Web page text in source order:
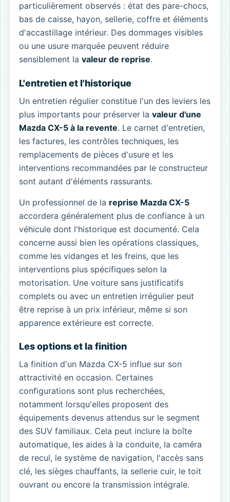
particulièrement observés : état des pare-chocs,
bas de caisse, hayon, sellerie, coffre et éléments
d'accastillage intérieur. Des dommages visibles
ou une usure marquée peuvent réduire
sensiblement la valeur de reprise.
L'entretien et l'historique
Un entretien régulier constitue l'un des leviers les
plus importants pour préserver la valeur d'une
Mazda CX-5 à la revente. Le carnet d'entretien,
les factures, les contrôles techniques, les
remplacements de pièces d'usure et les
interventions recommandées par le constructeur
sont autant d'éléments rassurants.
Un professionnel de la reprise Mazda CX-5
accordera généralement plus de confiance à un
véhicule dont l'historique est documenté. Cela
concerne aussi bien les opérations classiques,
comme les vidanges et les freins, que les
interventions plus spécifiques selon la
motorisation. Une voiture sans justificatifs
complets ou avec un entretien irrégulier peut
être reprise à un prix inférieur, même si son
apparence extérieure est correcte.
Les options et la finition
La finition d'un Mazda CX-5 influe sur son
attractivité en occasion. Certaines
configurations sont plus recherchées,
notamment lorsqu'elles proposent des
équipements devenus attendus sur le segment
des SUV familiaux. Cela peut inclure la boîte
automatique, les aides à la conduite, la caméra
de recul, le système de navigation, l'accès sans
clé, les sièges chauffants, la sellerie cuir, le toit
ouvrant ou encore la transmission intégrale.